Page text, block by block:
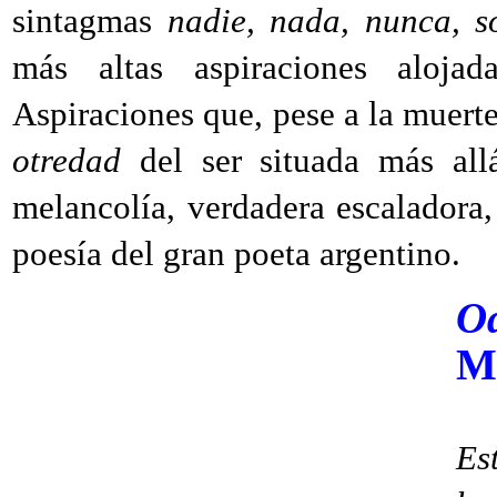
sintagmas nadie, nada, nunca,
más altas aspiraciones
Aspiraciones que, pese a la
otredad del ser situada más
melancolía, verdadera
poesía del gran poeta argentino.